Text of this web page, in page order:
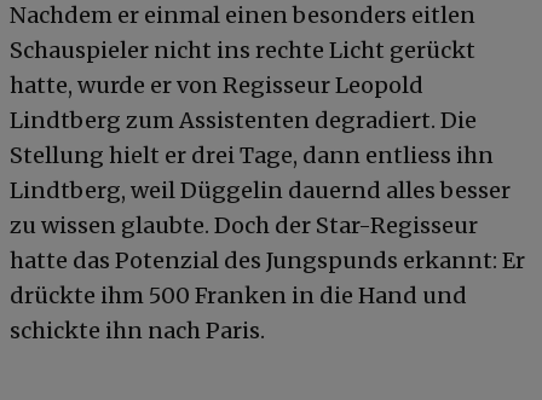
Nachdem er einmal einen besonders eitlen
Schauspieler nicht ins rechte Licht gerückt
hatte, wurde er von Regisseur Leopold
Lindtberg zum Assistenten degradiert. Die
Stellung hielt er drei Tage, dann entliess ihn
Lindtberg, weil Düggelin dauernd alles besser
zu wissen glaubte. Doch der Star-Regisseur
hatte das Potenzial des Jungspunds erkannt: Er
drückte ihm 500 Franken in die Hand und
schickte ihn nach Paris.